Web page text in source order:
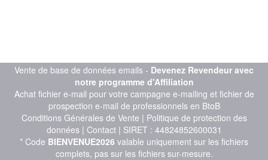
Vente de base de données emails - Devenez Revendeur avec
notre programme d'Affiliation
Achat fichier e-mail pour votre campagne e-mailing et fichier de
prospection e-mail de professionnels en BtoB
Conditions Générales de Vente | Politique de protection des
données| Contact| SIRET : 44824852600031
* Code BIENVENUE2026 valable uniquement sur les fichiers
complets, pas sur les fichiers sur-mesure.